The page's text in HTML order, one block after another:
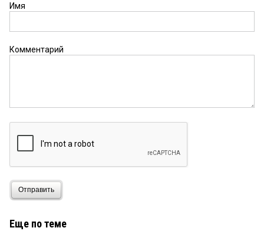
Имя
Комментарий
Отправить
Еще по теме